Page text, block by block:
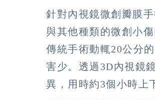
針對內視鏡微創瓣膜
與其他種類的微創小
傳統手術動輒20公分
害少。透過3D內視鏡
異，用時約3個小時上